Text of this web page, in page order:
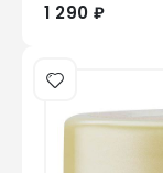
1 290 ₽